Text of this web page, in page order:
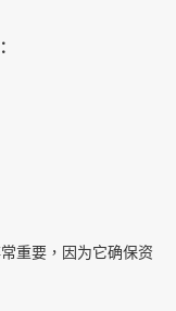
重要，因为它确保资